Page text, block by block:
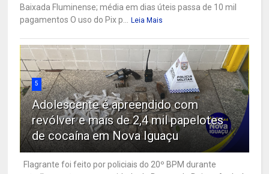
Baixada Fluminense; média em dias úteis passa de 10 mil
pagamentos O uso do Pix p...
Leia Mais
5
Adolescente é apreendido com
revólver e mais de 2,4 mil papelotes
de cocaína em Nova Iguaçu
Flagrante foi feito por policiais do 20º BPM durante